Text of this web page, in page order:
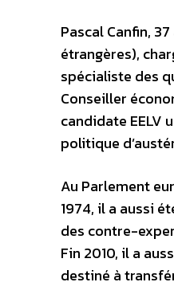
Pascal Canfin,
étrangères),
spécialiste des
Conseiller
candidate EELV
politique
Au Parlement
1974, il a aussi
des contre-
Fin 2010, il a
destiné à